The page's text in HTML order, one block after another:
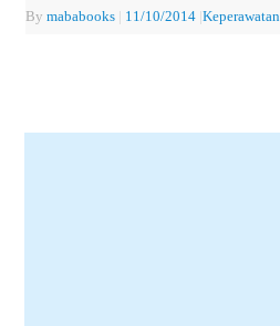
By mababooks | 11/10/2014 |Keperawatan